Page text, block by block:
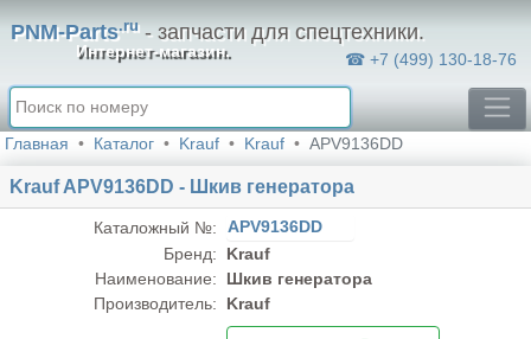
PNM-Parts.ru- запчасти для спецтехники.
Интернет-магазин. ☎ +7 (499) 130-18-76
Главная Каталог Krauf Krauf APV9136DD
Krauf APV9136DD - Шкив генератора
Каталожный №:
APV9136DD
Бренд:
Krauf
Наименование:
Шкив генератора
Производитель:
Krauf